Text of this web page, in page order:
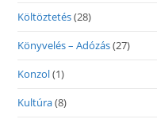
Költöztetés(28)
Könyvelés – Adózás(27)
Konzol(1)
Kultúra(8)